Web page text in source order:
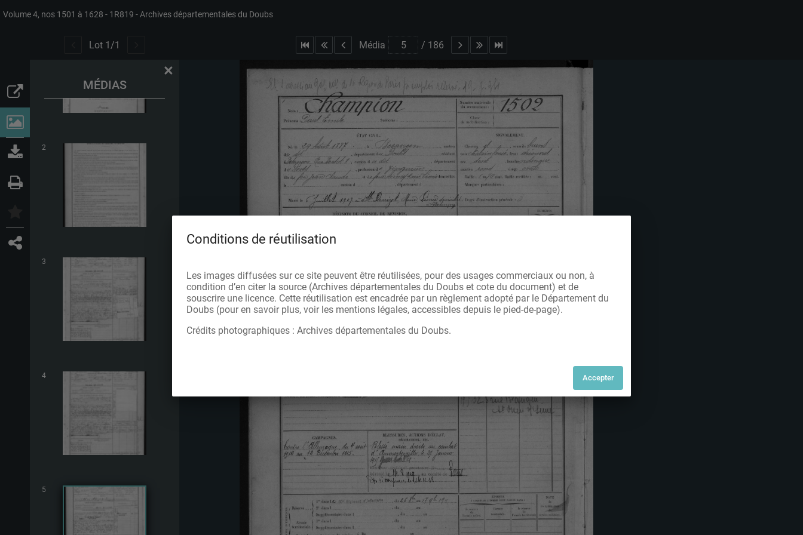
Volume 4, nos 1501 à 1628 1R819 Archives départementales du Doubs
Lot 1 /1 Média / 186
MÉDIAS
×
2
3
4
5
Conditions de réutilisation
Les images diffusées sur ce site peuvent être réutilisées, pour des usages commerciaux ou non, à
condition d’en citer la source (Archives départementales du Doubs et cote du document) et de
souscrire une licence. Cette réutilisation est encadrée par un règlement adopté par le Département du
Doubs (pour en savoir plus, voir les mentions légales, accessibles depuis le pied-de-page).
Crédits photographiques : Archives départementales du Doubs.